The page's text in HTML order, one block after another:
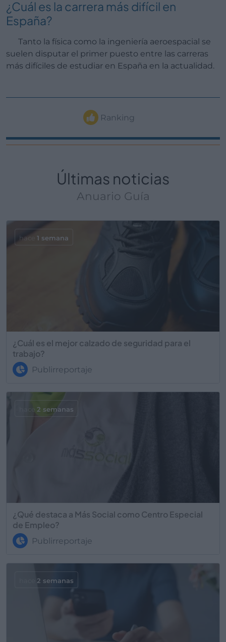
¿Cuál es la carrera más difícil en
España?
Tanto la física como la ingeniería aeroespacial se
suelen disputar el primer puesto entre las carreras
más difíciles de estudiar en España en la actualidad.
Ranking
Últimas noticias
Anuario Guía
¿Cuál es el mejor calzado de seguridad para el
trabajo?
Publirreportaje
hace 1 semana
¿Qué destaca a Más Social como Centro Especial
de Empleo?
Publirreportaje
hace 2 semanas
2 semanas